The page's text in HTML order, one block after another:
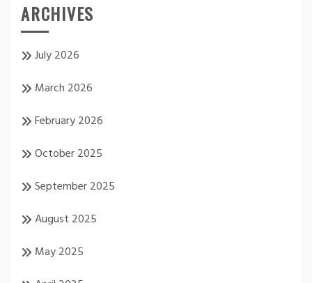
ARCHIVES
July 2026
March 2026
February 2026
October 2025
September 2025
August 2025
May 2025